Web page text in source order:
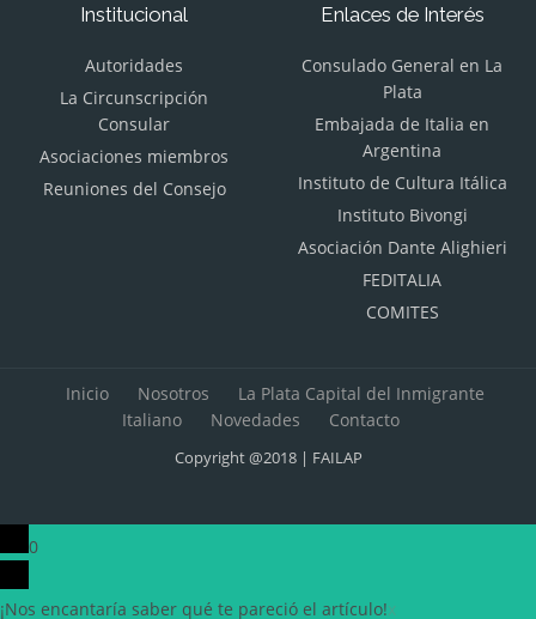
Institucional
Autoridades
La Circunscripción
Consular
Asociaciones miembros
Reuniones del Consejo
Enlaces de Interés
Consulado General en La
Plata
Embajada de Italia en
Argentina
Instituto de Cultura Itálica
Instituto Bivongi
Asociación Dante Alighieri
FEDITALIA
COMITES
Inicio Nosotros
La Plata Capital del Inmigrante
Italiano
Novedades Contacto
Copyright @2018 | FAILAP
0
¡Nos encantaría saber qué te pareció el artículo!x